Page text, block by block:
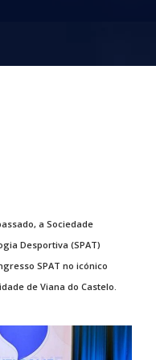
a Sociedade
Desportiva (SPAT)
SPAT no icónico
de Viana do Castelo.